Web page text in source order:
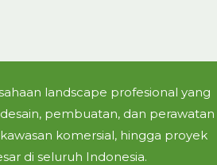
landscape profesional yang
pembuatan, dan perawatan
komersial, hingga proyek
di seluruh Indonesia.